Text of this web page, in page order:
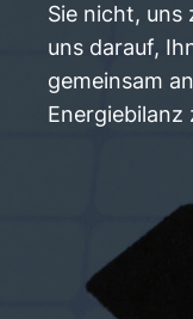
Sie nicht, uns
uns darauf,
gemeinsam
Energiebilanz